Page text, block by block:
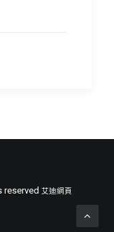
reserved 艾迪網頁